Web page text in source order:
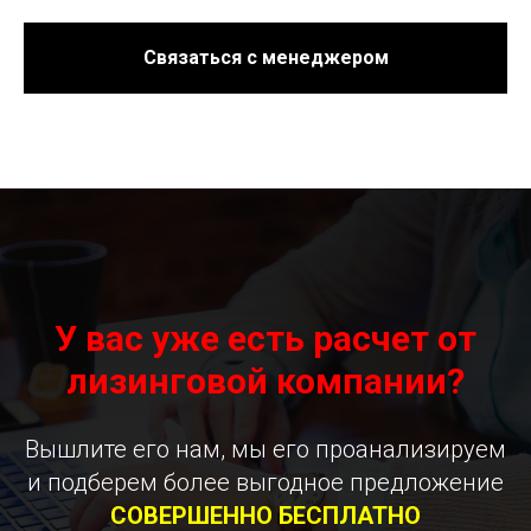
Связаться с менеджером
У вас уже есть расчет от
лизинговой компании?
Вышлите его нам, мы его проанализируем
и подберем более выгодное предложение
СОВЕРШЕННО БЕСПЛАТНО